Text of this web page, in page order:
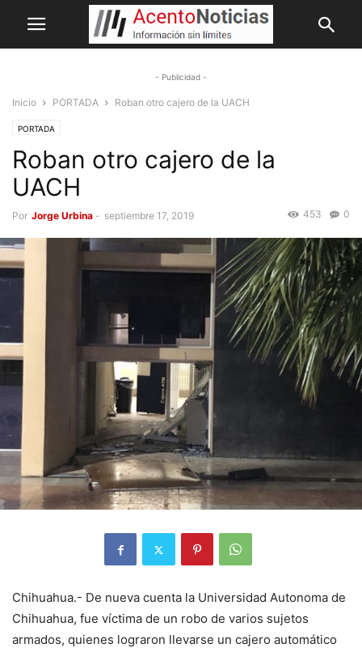
- Publicidad -
Inicio PORTADA Roban otro cajero de la UACH
PORTADA
Roban otro cajero de la
UACH
Por Jorge Urbina - septiembre 17, 2019 0
453
Chihuahua.- De nueva cuenta la Universidad Autonoma de
Chihuahua, fue víctima de un robo de varios sujetos
armados, quienes lograron llevarse un cajero automático